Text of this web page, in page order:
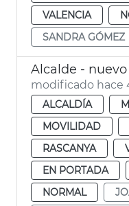
VALENCIA
SANDRA GÓMEZ
Alcalde -
modificado hace
ALCALDÍA
MOVILIDAD
RASCANYA
EN PORTADA
NORMAL